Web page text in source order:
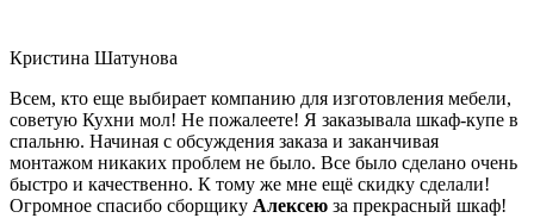
Кристина Шатунова
Всем, кто еще выбирает компанию для изготовления мебели,
советую Кухни мол! Не пожалеете! Я заказывала шкаф-купе в
спальню. Начиная с обсуждения заказа и заканчивая
монтажом никаких проблем не было. Все было сделано очень
быстро и качественно. К тому же мне ещё скидку сделали!
Огромное спасибо сборщику Алексею за прекрасный шкаф!